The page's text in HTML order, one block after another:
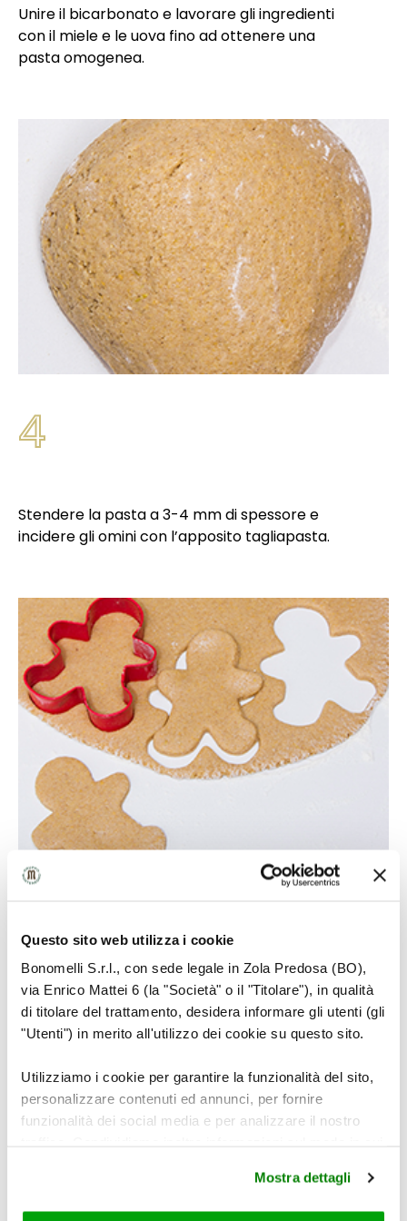
Questo sito web utilizza i cookie
Bonomelli S.r.l., con sede legale in Zola Predosa (BO),
via Enrico Mattei 6 (la "Società" o il "Titolare"), in qualità
di titolare del trattamento, desidera informare gli utenti (gli
"Utenti") in merito all'utilizzo dei cookie su questo sito.
Utilizziamo i cookie per garantire la funzionalità del sito,
personalizzare contenuti ed annunci, per fornire
funzionalità dei social media e per analizzare il nostro
di analisi dei dati web, pubblicità e social media, i quali
potrebbero combinarle con altre informazioni che ha
Mostra dettagli
Unire il bicarbonato e lavorare gli ingredienti
con il miele e le uova fino ad ottenere una
pasta omogenea.
4
Stendere la pasta a 3-4 mm di spessore e
incidere gli omini con l’apposito tagliapasta.
Adagiare i biscotti sulle placche protette con
carta-forno.